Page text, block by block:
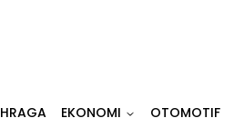
EKONOMI OTOMOTIF